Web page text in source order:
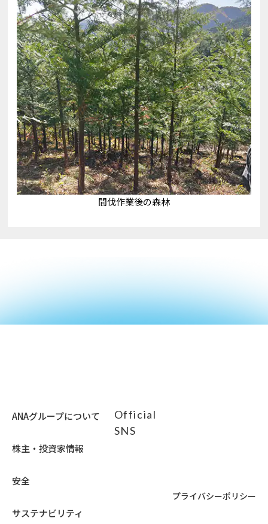
間伐作業後の森林
ANAグループについて
株主・投資家情報
安全
サステナビリティ
Official
SNS
プライバシーポリシー